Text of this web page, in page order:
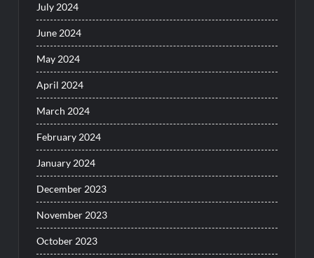
July 2024
June 2024
May 2024
April 2024
March 2024
February 2024
January 2024
December 2023
November 2023
October 2023